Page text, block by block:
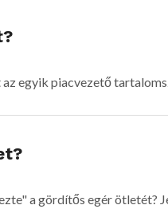
egyik piacvezető
a gördítős egér ötletét?